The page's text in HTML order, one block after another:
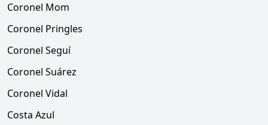
Coronel Mom
Coronel Pringles
Coronel Seguí
Coronel Suárez
Coronel Vidal
Costa Azul